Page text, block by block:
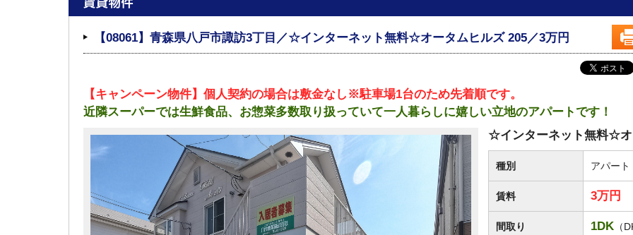
【08061】青森県八戸市諏訪3丁目／☆インターネット無料☆オータムヒルズ 205／3万円
【キャンペーン物件】個人契約の場合は敷金なし※駐車場1台のため先着順です。
近隣スーパーでは生鮮食品、お惣菜多数取り扱っていて一人暮らしに嬉しい立地のアパートです！
☆インターネット無料☆オ
種別 アパート
賃料 3万円
間取り 1DK （